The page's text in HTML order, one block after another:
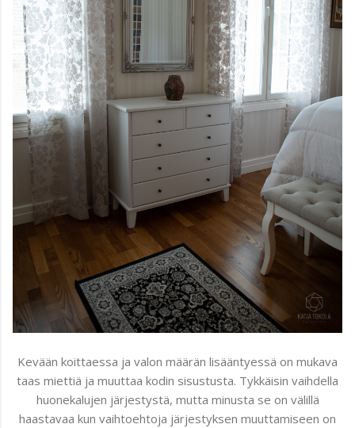
Kevään koittaessa ja valon määrän lisääntyessä on mukava
taas miettiä ja muuttaa kodin sisustusta. Tykkäisin vaihdella
huonekalujen järjestystä, mutta minusta se on välillä
haastavaa kun vaihtoehtoja järjestyksen muuttamiseen on